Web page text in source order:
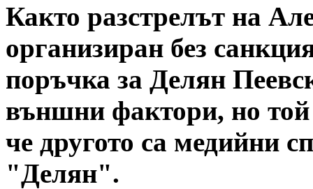
Както разстрелът на
организиран без
поръчка за Делян
външни фактори, но той
че другото са медийни
"Делян".